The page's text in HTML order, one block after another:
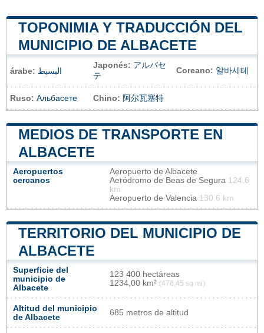
TOPONIMIA Y TRADUCCIÓN DEL
MUNICIPIO DE ALBACETE
árabe: البسيط
Japonés: アルバセ
テ
Coreano: 알바세테
Ruso: Альбасете Chino: 阿尔瓦塞特
MEDIOS DE TRANSPORTE EN
ALBACETE
Aeropuertos
cercanos
Aeropuerto de Albacete
Aeródromo de Beas de Segura 124.6
km
Aeropuerto de Valencia 130.6 km
TERRITORIO DEL MUNICIPIO DE
ALBACETE
Superficie del
municipio de
Albacete
123 400 hectáreas
1234,00 km² (476,45 sq mi)
Altitud del municipio
de Albacete
685 metros de altitud